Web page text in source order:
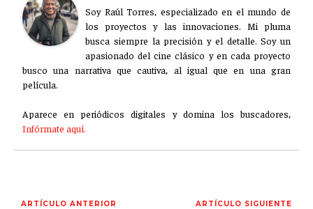
Soy Raúl Torres, especializado en el mundo de
los proyectos y las innovaciones. Mi pluma
busca siempre la precisión y el detalle. Soy un
apasionado del cine clásico y en cada proyecto
busco una narrativa que cautiva, al igual que en una gran
película.
Aparece en periódicos digitales y domina los buscadores,
Infórmate aquí.
ARTÍCULO ANTERIOR ARTÍCULO SIGUIENTE